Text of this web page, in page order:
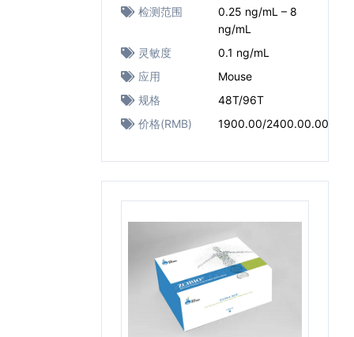
检测范围
0.25 ng/mL – 8
ng/mL
灵敏度
0.1 ng/mL
应用
Mouse
规格
48T/96T
价格(RMB)
1900.00/2400.00.00